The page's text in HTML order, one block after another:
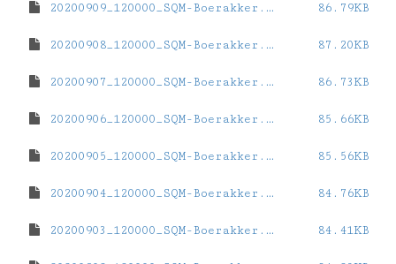
20200909_120000_SQM-Boerakker.dat 86.79KB
20200908_120000_SQM-Boerakker.dat 87.20KB
20200907_120000_SQM-Boerakker.dat 86.73KB
20200906_120000_SQM-Boerakker.dat 85.66KB
20200905_120000_SQM-Boerakker.dat 85.56KB
20200904_120000_SQM-Boerakker.dat 84.76KB
20200903_120000_SQM-Boerakker.dat 84.41KB